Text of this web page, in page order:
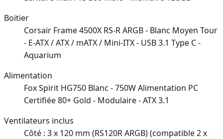
Boitier
Corsair Frame 4500X RS-R ARGB - Blanc Moyen Tour
- E-ATX / ATX / mATX / Mini-ITX - USB 3.1 Type C -
Aquarium
Alimentation
Fox Spirit HG750 Blanc - 750W Alimentation PC
Certifiée 80+ Gold - Modulaire - ATX 3.1
Ventilateurs inclus
Côté : 3 x 120 mm (RS120R ARGB) (compatible 2 x